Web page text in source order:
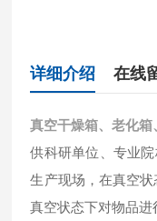
详细介绍 在线
真空干燥箱、老化箱
供科研单位、专业
生产现场，在真空
真空状态下对物品进